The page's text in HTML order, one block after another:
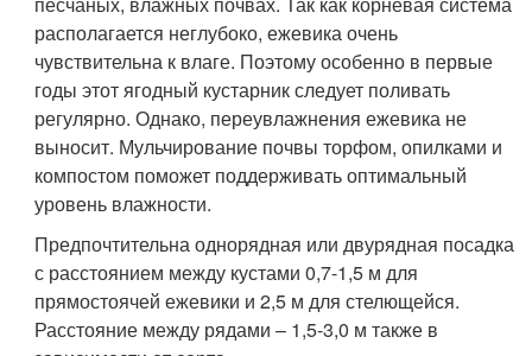
располагается неглубоко, ежевика очень
чувствительна к влаге. Поэтому особенно в первые
годы этот ягодный кустарник следует поливать
регулярно. Однако, переувлажнения ежевика не
выносит. Мульчирование почвы торфом, опилками и
компостом поможет поддерживать оптимальный
уровень влажности.
Предпочтительна однорядная или двурядная посадка
с расстоянием между кустами 0,7-1,5 м для
прямостоячей ежевики и 2,5 м для стелющейся.
Расстояние между рядами – 1,5-3,0 м также в